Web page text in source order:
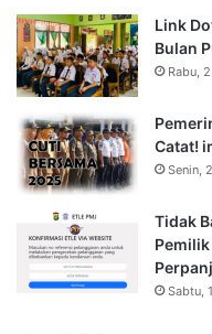
Link
Bulan
Rabu,
Catat!
Senin,
Tidak
Sabtu,